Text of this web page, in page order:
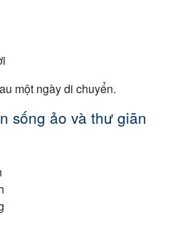
một ngày di chuyển.
sống ảo và thư giãn